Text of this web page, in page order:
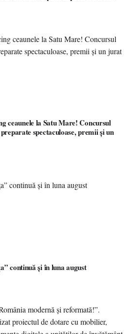
spectaculoase, premii și un
continuă și în luna august